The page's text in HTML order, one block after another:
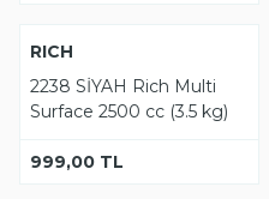
Tükendi
YENI
RICH
2238 SİYAH Rich Multi
Surface 2500 cc (3.5 kg)
999,00 TL